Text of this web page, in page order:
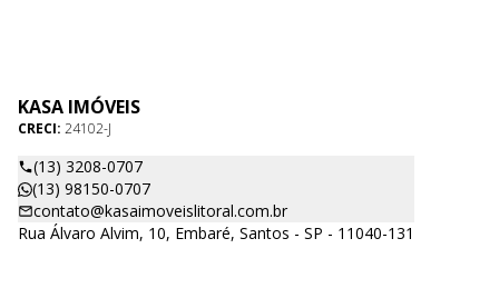
KASA IMÓVEIS
CRECI: 24102-J
(13) 3208-0707
(13) 98150-0707
contato@kasaimoveislitoral.com.br
Rua Álvaro Alvim, 10, Embaré, Santos - SP - 11040-131